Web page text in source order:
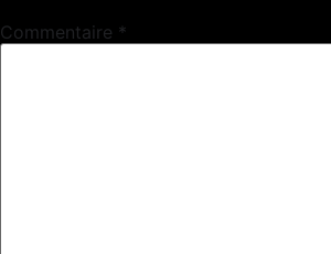
Commentaire *